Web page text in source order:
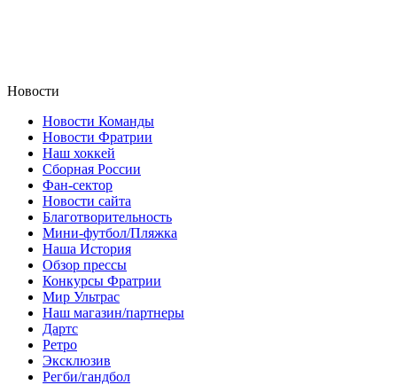
Новости
Новости Команды
Новости Фратрии
Наш хоккей
Сборная России
Фан-cектор
Новости сайта
Благотворительность
Мини-футбол/Пляжка
Наша История
Обзор прессы
Конкурсы Фратрии
Мир Ультрас
Наш магазин/партнеры
Дартс
Ретро
Эксклюзив
Регби/гандбол